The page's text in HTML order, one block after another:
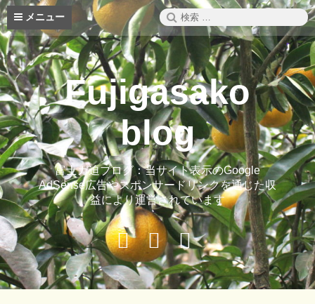
コ
ン
テ
ン
ツ
へ
ス
キ
ッ
プ
メニュー
検
索:
Fujigasako
blog
富士ガ迫ブログ：当サイト表示のGoogle
AdSense広告やスポンサードリンクを通じた収
益により運営されています
Buy
Adspace
Hide
Ads
for
ご
案
内